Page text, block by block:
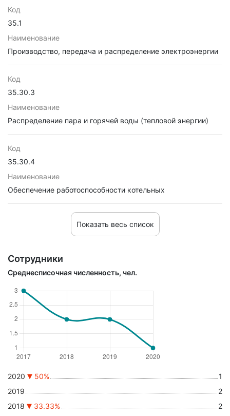
Код
35.1
Наименование
Производство, передача и распределение электроэнергии
Код
35.30.3
Наименование
Распределение пара и горячей воды (тепловой энергии)
Код
35.30.4
Наименование
Обеспечение работоспособности котельных
Показать весь список
Сотрудники
Среднесписочная численность, чел.
2020 50%
1
2019
2
2018
33.33%
2